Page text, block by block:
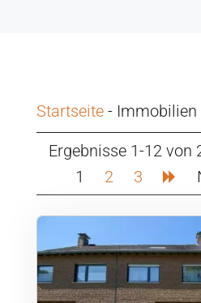
Startseite- Immobilien
Ergebnisse 1-12 von
1
2 3